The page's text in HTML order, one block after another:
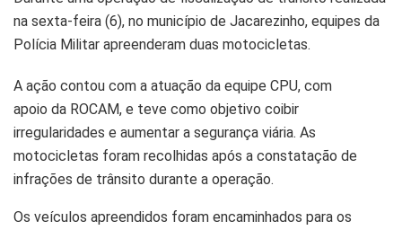
na sexta-feira (6), no município de Jacarezinho, equipes da
Polícia Militar apreenderam duas motocicletas.
A ação contou com a atuação da equipe CPU, com
apoio da ROCAM, e teve como objetivo coibir
irregularidades e aumentar a segurança viária. As
motocicletas foram recolhidas após a constatação de
infrações de trânsito durante a operação.
Os veículos apreendidos foram encaminhados para os